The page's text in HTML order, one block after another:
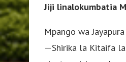
Jiji linalokumbatia
Mpango wa
—Shirika la Kitaifa